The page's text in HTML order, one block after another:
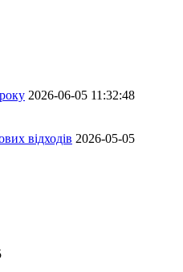
2026-06-05 11:32:48
відходів 2026-05-05